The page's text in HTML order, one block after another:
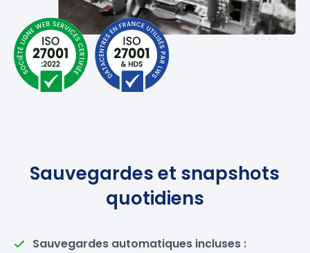
Sauvegardes et snapshots
quotidiens
Sauvegardes automatiques incluses :